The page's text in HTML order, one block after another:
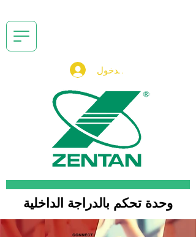
تسجيل الدخول
وحدة تحكم بالدراجة الداخلية